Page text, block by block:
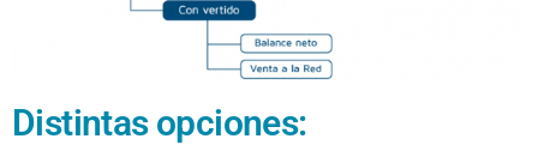
Distintas opciones: